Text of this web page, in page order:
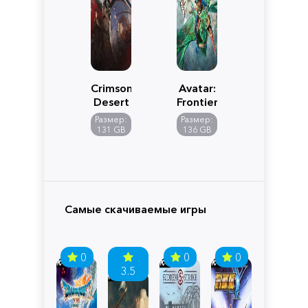
Crimson
Desert
Размер:
131 GB
Avatar:
Frontiers
of
Pandora
Размер:
136 GB
Самые скачиваемые игры
0
3.5
0 0